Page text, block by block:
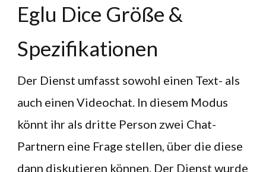
Eglu Dice Größe &
Spezifikationen
Der Dienst umfasst sowohl einen Text- als
auch einen Videochat. In diesem Modus
könnt ihr als dritte Person zwei Chat-
Partnern eine Frage stellen, über die diese
dann diskutieren können. Der Dienst wurde